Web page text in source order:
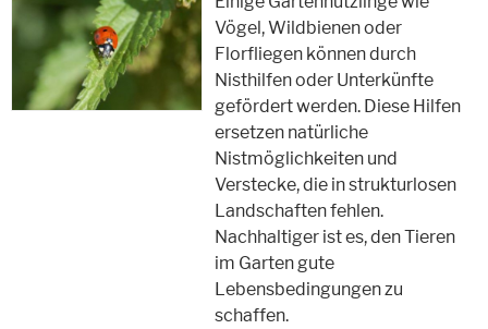
Vögel, Wildbienen oder
Florfliegen können durch
Nisthilfen oder Unterkünfte
gefördert werden. Diese Hilfen
ersetzen natürliche
Nistmöglichkeiten und
Verstecke, die in strukturlosen
Landschaften fehlen.
Nachhaltiger ist es, den Tieren
im Garten gute
Lebensbedingungen zu
schaffen.